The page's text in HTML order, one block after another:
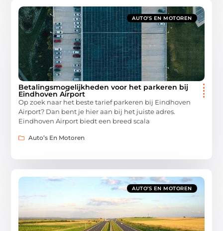
AUTO’S EN MOTOREN
Betalingsmogelijkheden voor het parkeren bij
Eindhoven Airport
Op zoek naar het beste tarief parkeren bij Eindhoven
Airport? Dan bent je hier aan bij het juiste adres.
Eindhoven Airport biedt een breed scala
Auto’s En Motoren
AUTO’S EN MOTOREN